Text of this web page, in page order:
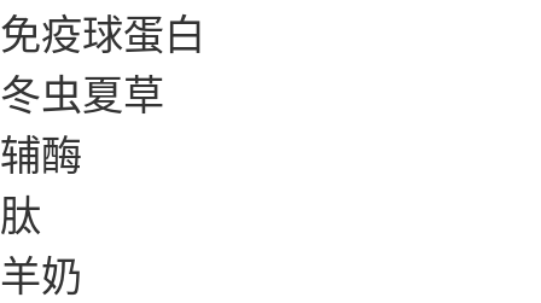
免疫球蛋白
冬虫夏草
辅酶
肽
羊奶